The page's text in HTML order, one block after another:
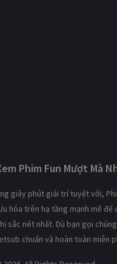
Phim Fun Mượt Mà
giây phút giải trí tuyệt vời,
hóa trên hạ tầng mạnh mẽ
sắc nét nhất. Dù bạn gọi
chuẩn và hoàn toàn miễn